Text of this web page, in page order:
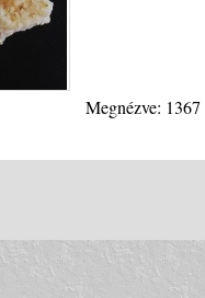
Megnézve: